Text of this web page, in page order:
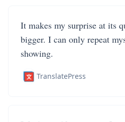
It makes my surprise at its
bigger. I can only repeat
showing.
TranslatePress